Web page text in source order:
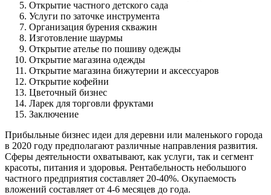
Открытие частного детского сада
Услуги по заточке инструмента
Организация бурения скважин
Изготовление шаурмы
Открытие ателье по пошиву одежды
Открытие магазина одежды
Открытие магазина бижутерии и аксессуаров
Открытие кофейни
Цветочный бизнес
Ларек для торговли фруктами
Заключение
Прибыльные бизнес идеи для деревни или маленького города
в 2020 году предполагают различные направления развития.
Сферы деятельности охватывают, как услуги, так и сегмент
красоты, питания и здоровья. Рентабельность небольшого
частного предприятия составляет 20-40%. Окупаемость
вложений составляет от 4-6 месяцев до года.